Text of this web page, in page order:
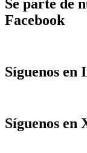
Se parte de
Facebook
Síguenos en
Síguenos en